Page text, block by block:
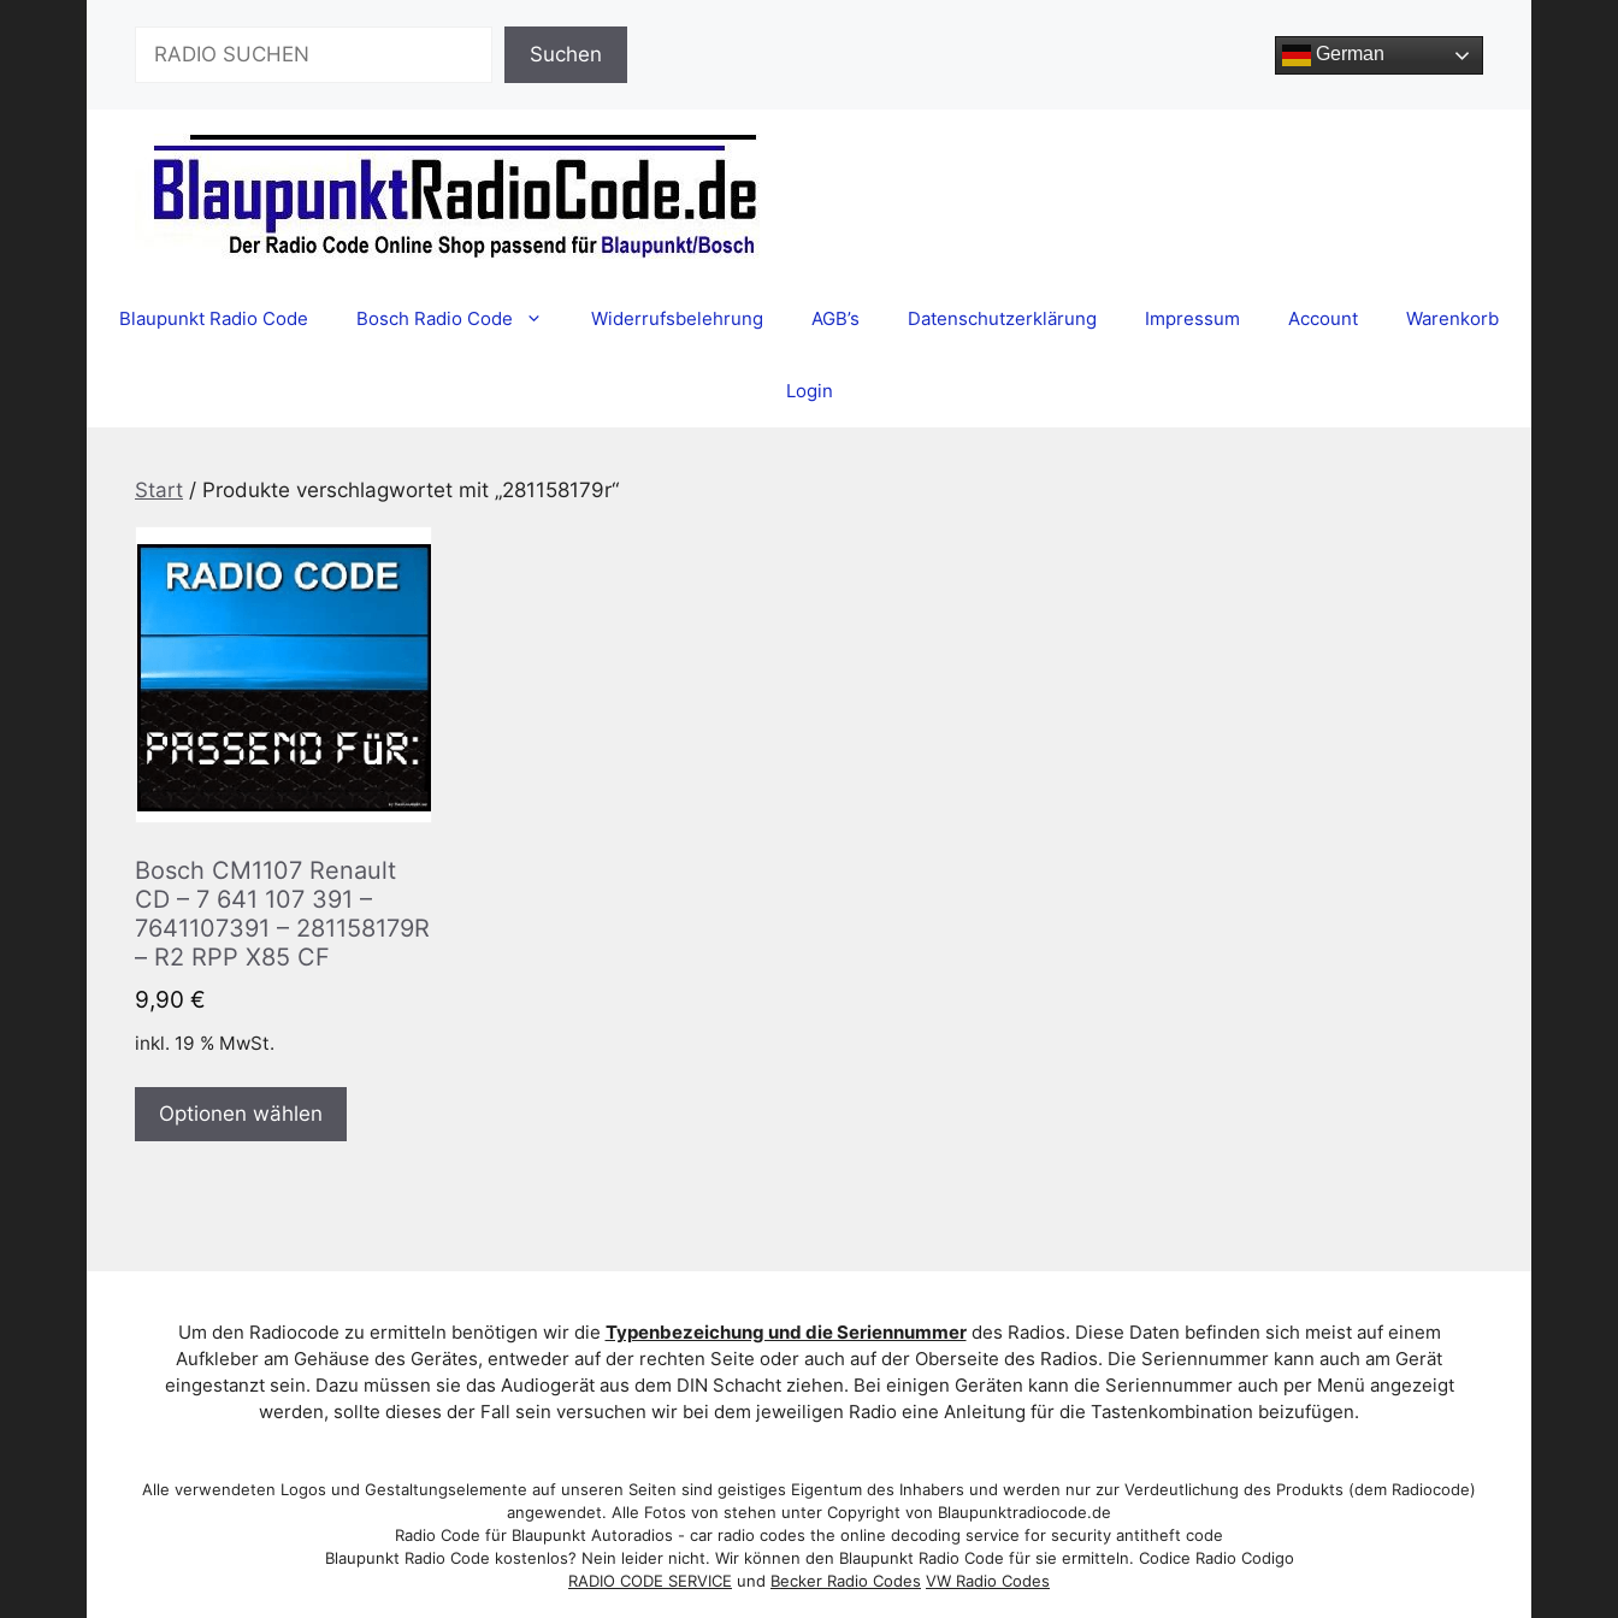
German
Suchen
Blaupunkt Radio Code Bosch Radio Code Widerrufsbelehrung AGB’s Datenschutzerklärung Impressum Account Warenkorb
Login
Start / Produkte verschlagwortet mit „281158179r“
Bosch CM1107 Renault
CD – 7 641 107 391 –
7641107391 – 281158179R
– R2 RPP X85 CF
9,90 €
inkl. 19 % MwSt.
Optionen wählen
Um den Radiocode zu ermitteln benötigen wir die Typenbezeichung und die Seriennummerdes Radios. Diese Daten befinden sich meist auf einem
Aufkleber am Gehäuse des Gerätes, entweder auf der rechten Seite oder auch auf der Oberseite des Radios. Die Seriennummer kann auch am Gerät
eingestanzt sein. Dazu müssen sie das Audiogerät aus dem DIN Schacht ziehen. Bei einigen Geräten kann die Seriennummer auch per Menü angezeigt
werden, sollte dieses der Fall sein versuchen wir bei dem jeweiligen Radio eine Anleitung für die Tastenkombination beizufügen.
Alle verwendeten Logos und Gestaltungselemente auf unseren Seiten sind geistiges Eigentum des Inhabers und werden nur zur Verdeutlichung des Produkts (dem Radiocode)
angewendet. Alle Fotos von stehen unter Copyright von Blaupunktradiocode.de
Radio Code für Blaupunkt Autoradios - car radio codes the online decoding service for security antitheft code
Blaupunkt Radio Code kostenlos? Nein leider nicht. Wir können den Blaupunkt Radio Code für sie ermitteln. Codice Radio Codigo
RADIO CODE SERVICE und Becker Radio Codes VW Radio Codes